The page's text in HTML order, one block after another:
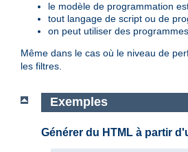
le modèle de programmation
tout langage de script ou de
on peut utiliser des
Même dans le cas où le niveau de
les filtres.
Exemples
Générer du HTML à partir